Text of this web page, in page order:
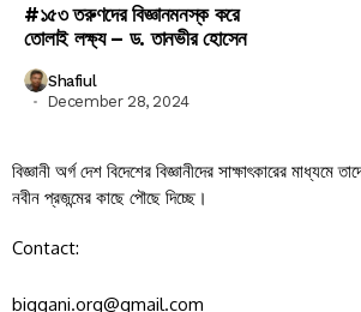
#১৫৩ তরুণদের বিজ্ঞানমনস্ক করে
তোলাই লক্ষ্য – ড. তানভীর হোসেন
Shafiul
December 28, 2024
বিজ্ঞানী অর্গ দেশ বিদেশের বিজ্ঞানীদের সাক্ষাৎকারের মাধ্যমে
নবীন প্রজন্মের কাছে পৌছে দিচ্ছে।
Contact:
biggani.org@gmail.com